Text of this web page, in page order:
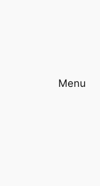
Menu